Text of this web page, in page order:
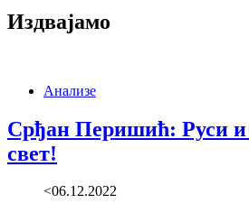
Издвајамо
Анализе
Срђан Перишић: Руси и
свет!
<06.12.2022